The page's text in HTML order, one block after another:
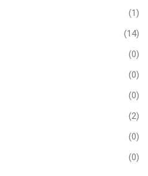
(1)
(14)
(0)
(0)
(0)
(2)
(0)
(0)